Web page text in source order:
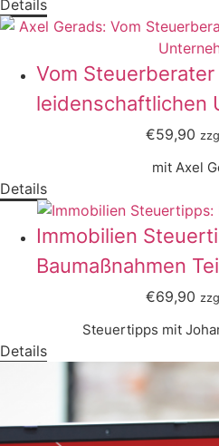
Details
Vom Steuerberater
leidenschaftlichen
€59,90
mit Axel
Details
Immobilien
Baumaßnahmen
€69,90
Steuertipps mit
Details